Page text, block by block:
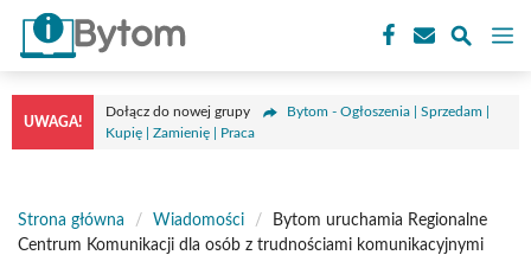
Przejdź
treści
UWAGA!
Dołącz do nowej grupy
Bytom - Ogłoszenia | Sprzedam |
Kupię | Zamienię | Praca
Strona główna / Wiadomości /
Bytom uruchamia Regionalne
Centrum Komunikacji dla osób z trudnościami komunikacyjnymi